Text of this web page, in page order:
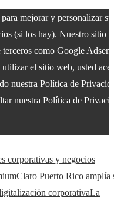
mejorar y personalizar su
(si los hay). Nuestro sitio
como Google
el sitio web, usted
nuestra Política de
nuestra Política de
corporativas y negocios
Claro Puerto Rico amplía
corporativaLa